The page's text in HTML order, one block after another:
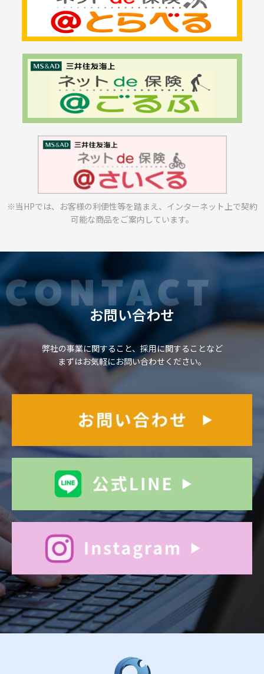
※当HPでは、お客様の利便性等を踏まえ、 インターネット上で契約
可能な商品をご案内しています。
お問い合わせ
弊社の事業に関すること、採用に関することなど
まずはお気軽にお問い合わせください。